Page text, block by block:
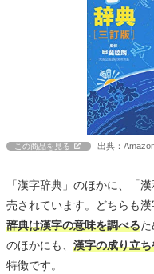
この商品を見る 出典：
「漢字辞典」のほかに、「
売されています。どちらも
辞典は漢字の意味を調べる
のほかにも、 漢字の成り立
特徴です。